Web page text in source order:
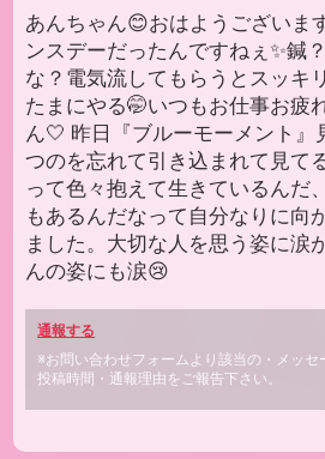
あんちゃん😊おはようございま
ンスデーだったんですねぇ✨鍼
な？電気流してもらうとスッキ
たまにやる🤭いつもお仕事お疲
ん🤍 昨日『ブルーモーメント』
つのを忘れて引き込まれて見
って色々抱えて生きているんだ
もあるんだなって自分なりに向
ました。大切な人を思う姿に涙
んの姿にも涙😢
通報する
※お問い合わせフォームより該当の・メッセ
投稿時間・通報理由をご報告下さい。